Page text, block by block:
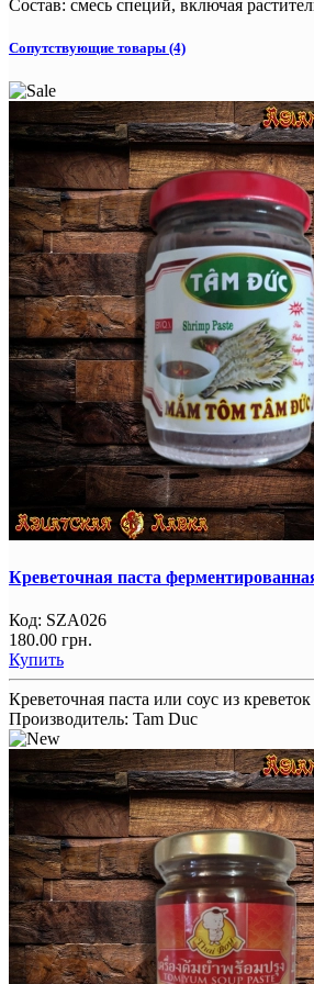
Состав: смесь специй, включая
Сопутствующие товары (4)
Креветочная паста
Код: SZA026
180.00 грн.
Купить
Креветочная паста или соус из
Производитель: Tam Duc